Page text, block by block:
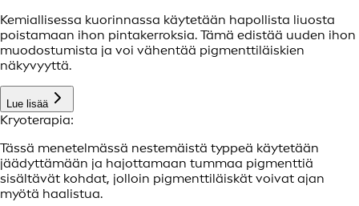
Kemiallisessa kuorinnassa käytetään hapollista liuosta
poistamaan ihon pintakerroksia. Tämä edistää uuden ihon
muodostumista ja voi vähentää pigmenttiläiskien
näkyvyyttä.
Lue lisää
Kryoterapia:
Tässä menetelmässä nestemäistä typpeä käytetään
jäädyttämään ja hajottamaan tummaa pigmenttiä
sisältävät kohdat, jolloin pigmenttiläiskät voivat ajan
myötä haalistua.